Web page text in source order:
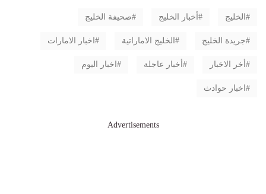
الخليج أخبار الخليج صحيفة الخليج
جريدة الخليج الخليج الاماراتية اخبار الامارات
أخر الاخبار أخبار عاجلة اخبار اليوم
اخبار حوادث
Advertisements